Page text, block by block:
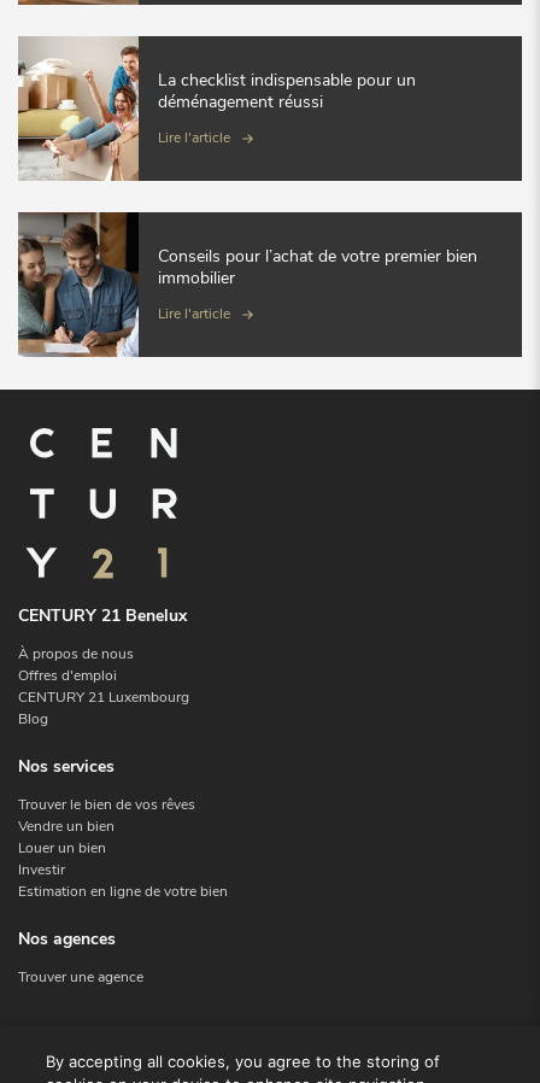
La checklist indispensable pour un
déménagement réussi
Lire l'article
Conseils pour l’achat de votre premier bien
immobilier
Lire l'article
CENTURY 21 Benelux
À propos de nous
Offres d'emploi
CENTURY 21 Luxembourg
Blog
Nos services
Trouver le bien de vos rêves
Vendre un bien
Louer un bien
Investir
Estimation en ligne de votre bien
Nos agences
Trouver une agence
By accepting all cookies, you agree to the storing of